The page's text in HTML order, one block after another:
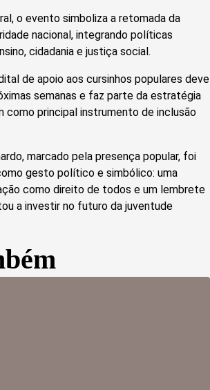
o evento simboliza a retomada da
nacional, integrando políticas
cidadania e justiça social.
de apoio aos cursinhos populares deve
semanas e faz parte da estratégia
como principal instrumento de inclusão
marcado pela presença popular, foi
gesto político e simbólico: uma
como direito de todos e um lembrete
a investir no futuro da juventude